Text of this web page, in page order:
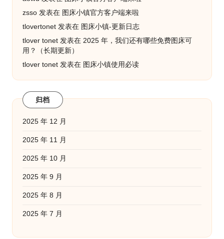
zsso 发表在 图床小镇官方客户端来啦
tlovertonet 发表在 图床小镇-更新日志
tlover tonet 发表在 2025 年，我们还有哪些免费图床可
用？（长期更新）
tlover tonet 发表在 图床小镇使用必读
归档
2025 年 12 月
2025 年 11 月
2025 年 10 月
2025 年 9 月
2025 年 8 月
2025 年 7 月